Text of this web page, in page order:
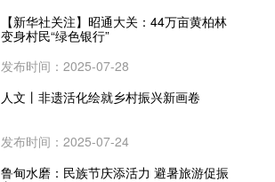
【新华社关注】昭通大关：44万亩黄柏林
变身村民“绿色银行”
发布时间：2025-07-28
人文丨非遗活化绘就乡村振兴新画卷
发布时间：2025-07-24
鲁甸水磨：民族节庆添活力 避暑旅游促振